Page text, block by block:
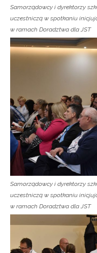
Samorządowcy i dyrektorzy
uczestniczą w spotkaniu
w ramach Doradztwa dla JST
Samorządowcy i dyrektorzy
uczestniczą w spotkaniu
w ramach Doradztwa dla JST